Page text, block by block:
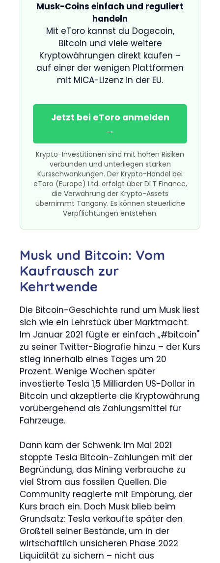
Musk-Coins einfach und reguliert
handeln
Mit eToro kannst du Dogecoin,
Bitcoin und viele weitere
Kryptowährungen direkt kaufen –
auf einer der wenigen Plattformen
mit MiCA-Lizenz in der EU.
Jetzt bei eToro anmelden
→
Krypto-Investitionen sind mit hohen Risiken
verbunden und unterliegen starken
Kursschwankungen. Der Krypto-Handel bei
eToro (Europe) Ltd. erfolgt über DLT Finance,
die Verwahrung der Krypto-Assets
übernimmt Tangany. Es können steuerliche
Verpflichtungen entstehen.
Musk und Bitcoin: Vom
Kaufrausch zur
Kehrtwende
Die Bitcoin-Geschichte rund um Musk liest
sich wie ein Lehrstück über Marktmacht.
Im Januar 2021 fügte er einfach „#bitcoin"
zu seiner Twitter-Biografie hinzu – der Kurs
stieg innerhalb eines Tages um 20
Prozent. Wenige Wochen später
investierte Tesla 1,5 Milliarden US-Dollar in
Bitcoin und akzeptierte die Kryptowährung
vorübergehend als Zahlungsmittel für
Fahrzeuge.
Dann kam der Schwenk. Im Mai 2021
stoppte Tesla Bitcoin-Zahlungen mit der
Begründung, das Mining verbrauche zu
viel Strom aus fossilen Quellen. Die
Community reagierte mit Empörung, der
Kurs brach ein. Doch Musk blieb beim
Grundsatz: Tesla verkaufte später den
Großteil seiner Bestände, um in der
wirtschaftlich unsicheren Phase 2022
Liquidität zu sichern – nicht aus